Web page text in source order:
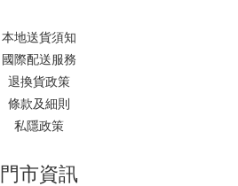
本地送貨須知
國際配送服務
退換貨政策
條款及細則
私隱政策
門市資訊